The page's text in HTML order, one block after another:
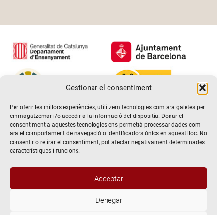
Gestionar el consentiment
Per oferir les millors experiències, utilitzem tecnologies com ara galetes per
emmagatzemar i/o accedir a la informació del dispositiu. Donar el
consentiment a aquestes tecnologies ens permetrà processar dades com
ara el comportament de navegació o identificadors únics en aquest lloc. No
consentir o retirar el consentiment, pot afectar negativament determinades
característiques i funcions.
Acceptar
Denegar
@2026 Escola de teatre El Timbal. Tots els drets reservats